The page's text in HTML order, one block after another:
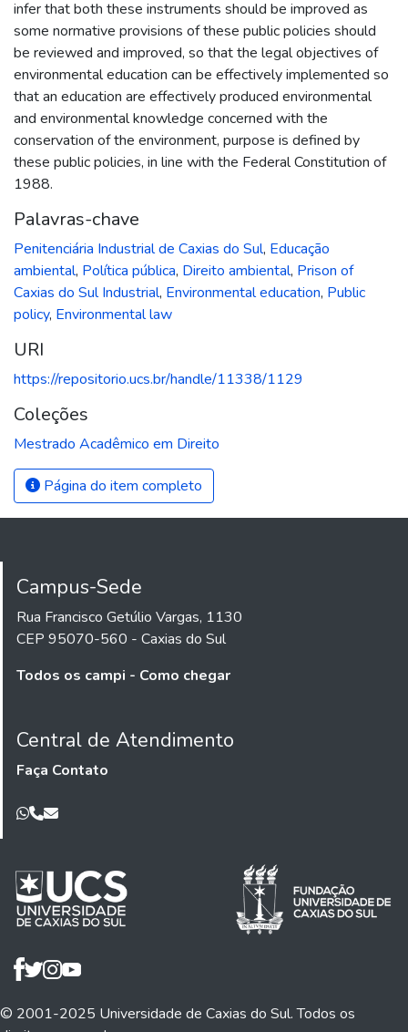
infer that both these instruments should be improved as
some normative provisions of these public policies should
be reviewed and improved, so that the legal objectives of
environmental education can be effectively implemented so
that an education are effectively produced environmental
and environmental knowledge concerned with the
conservation of the environment, purpose is defined by
these public policies, in line with the Federal Constitution of
1988.
Palavras-chave
Penitenciária Industrial de Caxias do Sul, Educação
ambiental, Política pública, Direito ambiental, Prison of
Caxias do Sul Industrial, Environmental education, Public
policy, Environmental law
URI
https://repositorio.ucs.br/handle/11338/1129
Coleções
Mestrado Acadêmico em Direito
Página do item completo
Campus-Sede
Rua Francisco Getúlio Vargas, 1130
CEP 95070-560 - Caxias do Sul
Todos os campi - Como chegar
Central de Atendimento
Faça Contato
© 2001-2025 Universidade de Caxias do Sul. Todos os